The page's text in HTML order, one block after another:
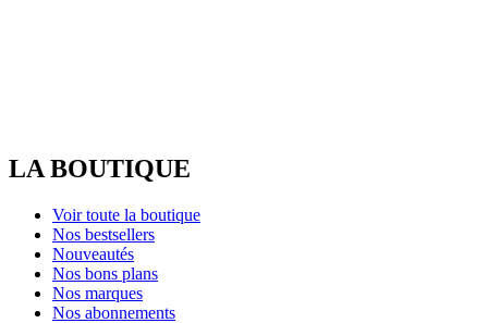
LA BOUTIQUE
Voir toute la boutique
Nos bestsellers
Nouveautés
Nos bons plans
Nos marques
Nos abonnements